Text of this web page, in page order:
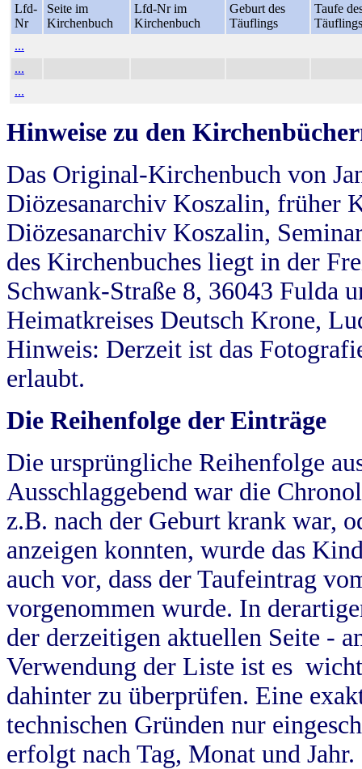
Lfd-
Nr
Seite im
Kirchenbuch
Lfd-Nr im
Kirchenbuch
Geburt des
Täuflings
Taufe
Täuflings
...
...
...
Hinweise zu den
Das Original-Kirchenbuch von
Diözesanarchiv Koszalin, früher
Diözesanarchiv Koszalin,
des Kirchenbuches liegt in der
Schwank-Straße 8, 36043 Fulda
Heimatkreises Deutsch Krone,
Hinweis: Derzeit ist das
erlaubt.
Die Reihenfolge der Einträge
Die ursprüngliche Reihenfolge
Ausschlaggebend war die
z.B. nach der Geburt krank war,
anzeigen konnten, wurde das
auch vor, dass der Taufeintrag
vorgenommen wurde. In
der derzeitigen aktuellen Seite -
Verwendung der Liste ist es
dahinter zu überprüfen. Eine
technischen Gründen nur
erfolgt nach Tag, Monat und Jahr.